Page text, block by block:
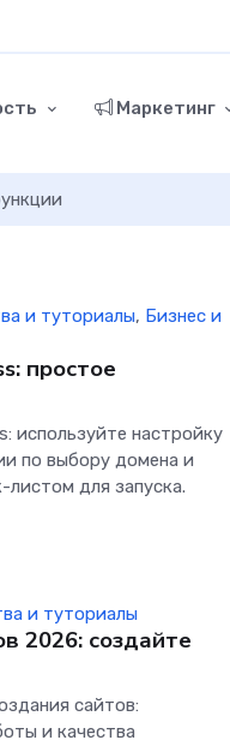
Маркетинг
и туториалы, Бизнес и
простое
используйте настройку
по выбору домена и
листом для запуска.
и туториалы
2026: создайте
сайтов:
и качества